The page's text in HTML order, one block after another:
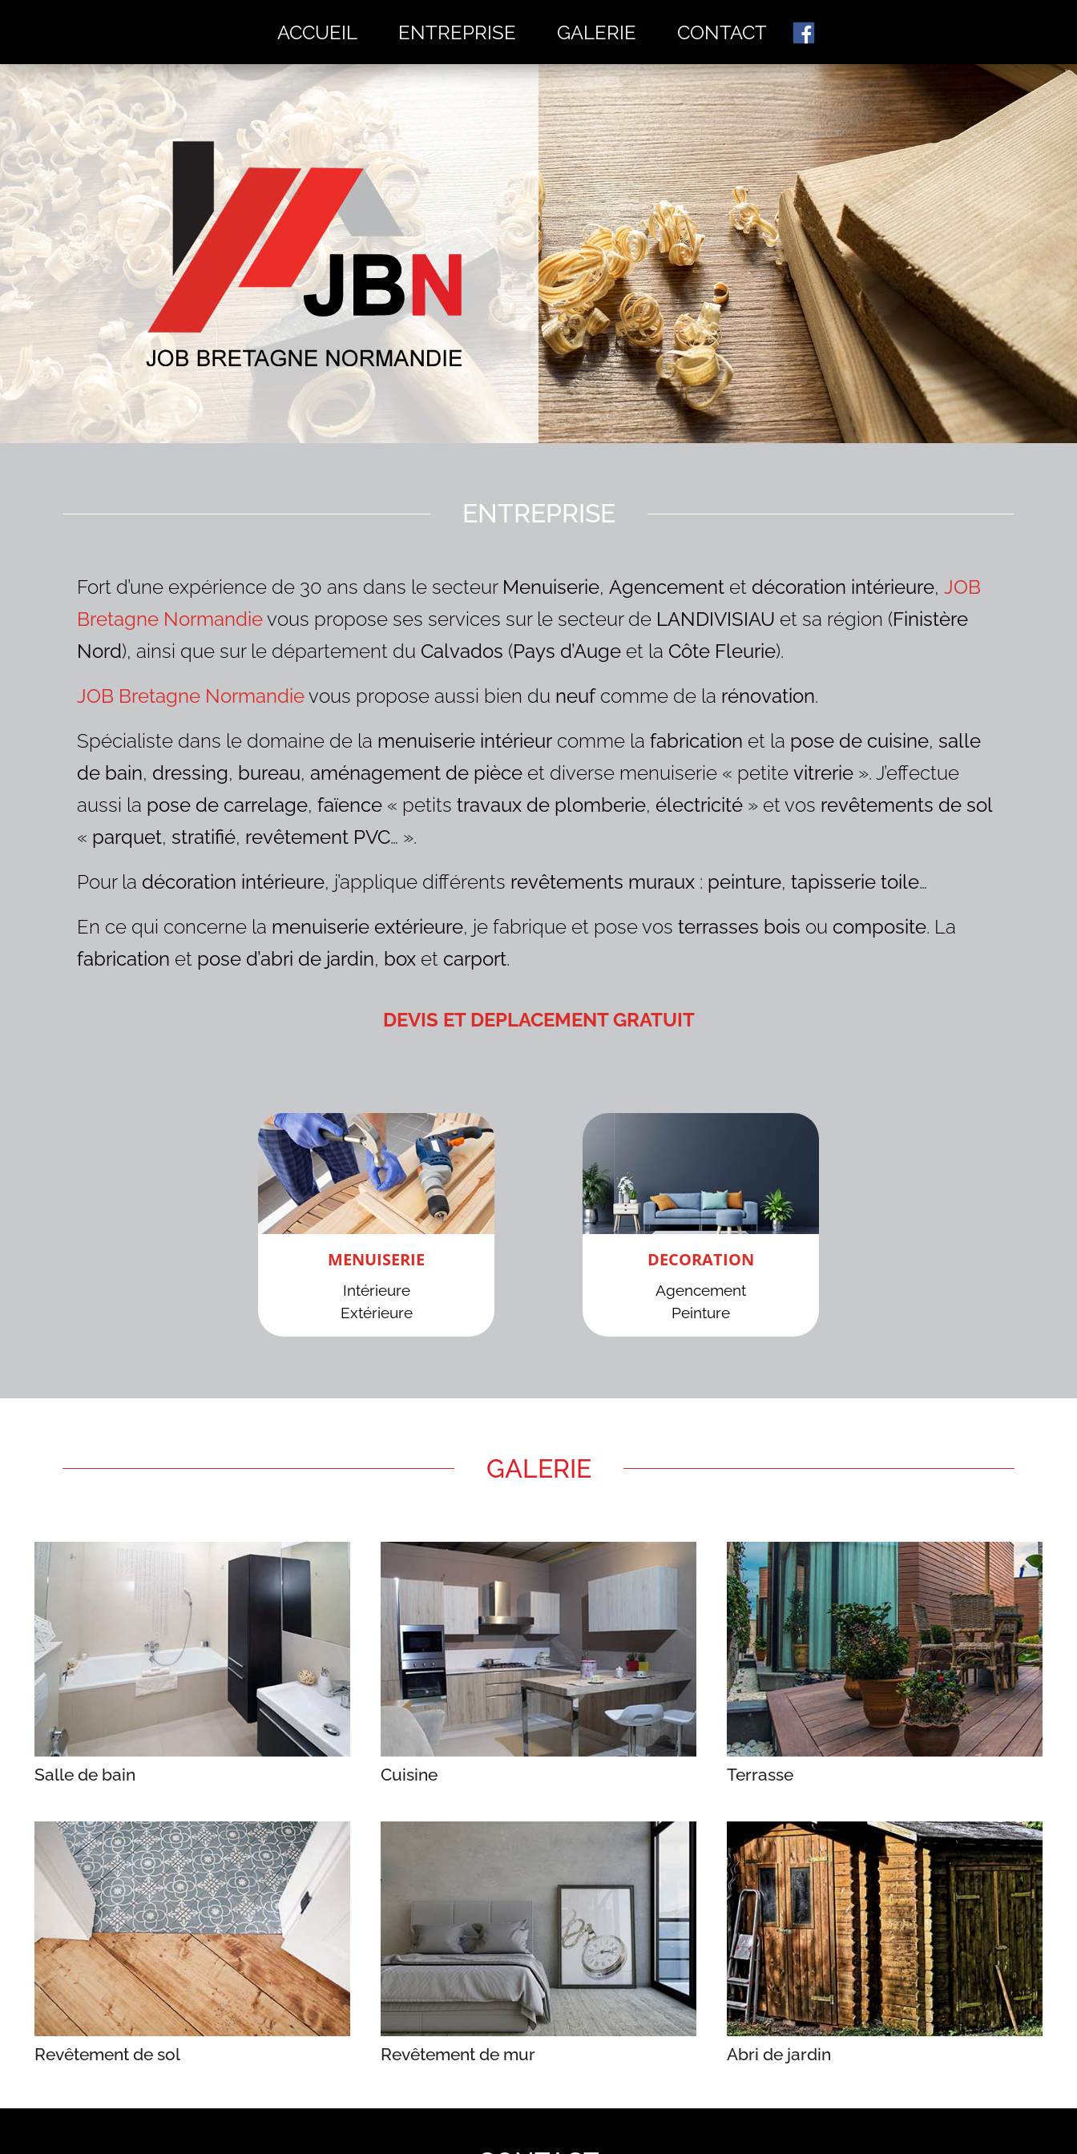
ACCUEIL ENTREPRISE GALERIE CONTACT
ENTREPRISE
Fort d’une expérience de 30 ans dans le secteur Menuiserie, Agencement et décoration intérieure, JOB
Bretagne Normandievous propose ses services sur le secteur de LANDIVISIAU et sa région (Finistère
Nord), ainsi que sur le département du Calvados (Pays d’Auge et la Côte Fleurie).
JOB Bretagne Normandievous propose aussi bien du neufcomme de la rénovation.
Spécialiste dans le domaine de la menuiserie intérieur comme la fabrication et la pose de cuisine, salle
de bain, dressing, bureau, aménagement de pièce et diverse menuiserie « petite vitrerie ». J’effectue
aussi la pose de carrelage, faïence « petits travaux de plomberie, électricité » et vos revêtements de sol
« parquet, stratifié, revêtement PVC… ».
Pour la décoration intérieure, j’applique différents revêtements muraux : peinture, tapisserie toile…
En ce qui concerne la menuiserie extérieure, je fabrique et pose vos terrasses bois ou composite. La
fabrication et pose d’abri de jardin, box et carport.
DEVIS ET DEPLACEMENT GRATUIT
MENUISERIE
Intérieure
Extérieure
DECORATION
Agencement
Peinture
GALERIE
Salle de bain Cuisine Terrasse
Revêtement de sol Revêtement de mur Abri de jardin